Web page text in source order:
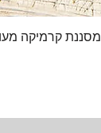
מסננת קרמיקה